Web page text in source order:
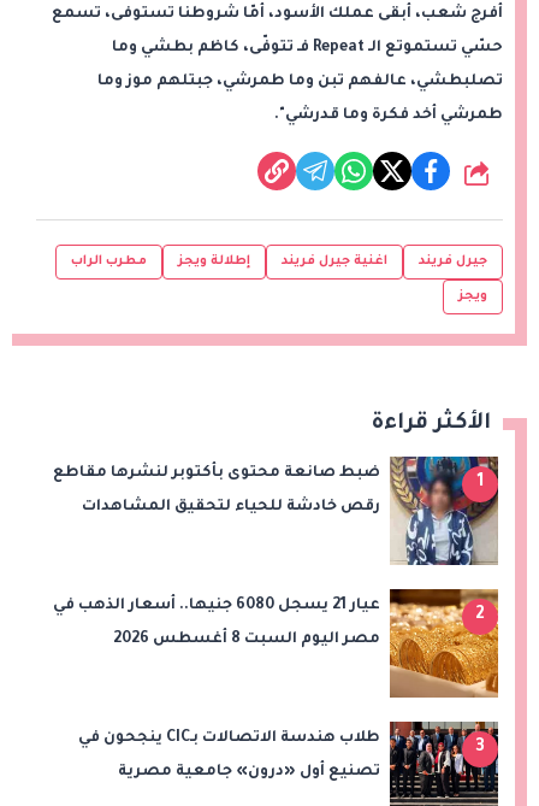
أفرج شعب، أبقى عملك الأسود، أمّا شروطنا تستوفى، تسمع
حسّي تستموتع الـ Repeat فـ تتوفّى، كاظم بطشي وما
تصلبطشي، عالفهم تبن وما طمرشي، جبتلهم موز وما
طمرشي أخد فكرة وما قدرشي".
شارك
جيرل فريند اغنية جيرل فريند إطلالة ويجز مطرب الراب
ويجز
الأكثر قراءة
1
ضبط صانعة محتوى بأكتوبر لنشرها مقاطع
رقص خادشة للحياء لتحقيق المشاهدات
2
عيار 21 يسجل 6080 جنيها.. أسعار الذهب في
مصر اليوم السبت 8 أغسطس 2026
3
طلاب هندسة الاتصالات بـCIC ينجحون في
تصنيع أول «درون» جامعية مصرية